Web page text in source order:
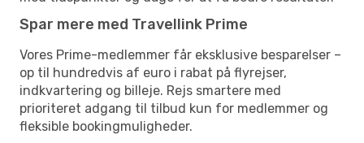
Spar mere med Travellink Prime
Vores Prime-medlemmer får eksklusive besparelser –
op til hundredvis af euro i rabat på flyrejser,
indkvartering og billeje. Rejs smartere med
prioriteret adgang til tilbud kun for medlemmer og
fleksible bookingmuligheder.